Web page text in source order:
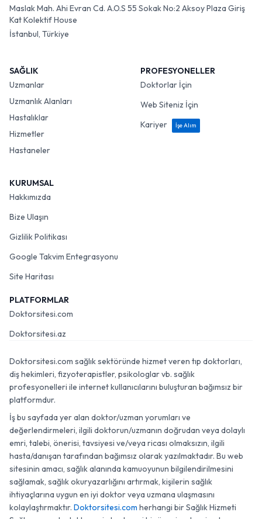
Maslak Mah. Ahi Evran Cd. A.O.S 55 Sokak No:2 Aksoy Plaza Giriş
Kat Kolektif House
İstanbul, Türkiye
SAĞLIK
Uzmanlar
Uzmanlık Alanları
Hastalıklar
Hizmetler
Hastaneler
PROFESYONELLER
Doktorlar İçin
Web Siteniz İçin
Kariyer
İşe Alım
KURUMSAL
Hakkımızda
Bize Ulaşın
Gizlilik Politikası
Google Takvim Entegrasyonu
Site Haritası
PLATFORMLAR
Doktorsitesi.com
Doktorsitesi.az
Doktorsitesi.com sağlık sektöründe hizmet veren tıp doktorları,
diş hekimleri, fizyoterapistler, psikologlar vb. sağlık
profesyonelleri ile internet kullanıcılarını buluşturan bağımsız bir
platformdur.
İş bu sayfada yer alan doktor/uzman yorumları ve
değerlendirmeleri, ilgili doktorun/uzmanın doğrudan veya dolaylı
emri, talebi, önerisi, tavsiyesi ve/veya ricası olmaksızın, ilgili
hasta/danışan tarafından bağımsız olarak yazılmaktadır. Bu web
sitesinin amacı, sağlık alanında kamuoyunun bilgilendirilmesini
sağlamak, sağlık okuryazarlığını artırmak, kişilerin sağlık
ihtiyaçlarına uygun en iyi doktor veya uzmana ulaşmasını
kolaylaştırmaktır. Doktorsitesi.com herhangi bir Sağlık Hizmeti